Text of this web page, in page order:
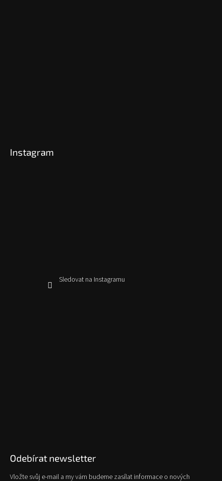
Instagram
Sledovat na Instagramu
Odebírat newsletter
Vložte svůj e-mail a my vám budeme zasílat informace o nových